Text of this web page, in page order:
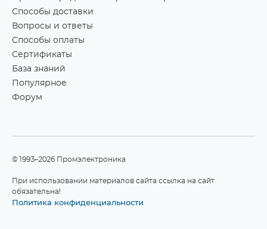
Способы доставки
Вопросы и ответы
Способы оплаты
Сертификаты
База знаний
Популярное
Форум
©1993–2026 Промэлектроника
При использовании материалов сайта ссылка на сайт
обязательна!
Политика конфиденциальности